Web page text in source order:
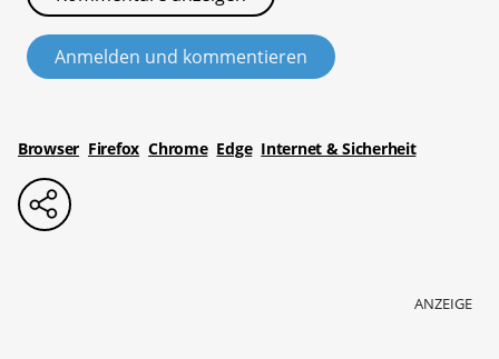
Anmelden und kommentieren
Browser Firefox Chrome Edge Internet & Sicherheit
ANZEIGE